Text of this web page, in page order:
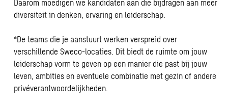
Daarom moedigen we kandidaten aan die bijdragen aan meer
diversiteit in denken, ervaring en leiderschap.
*De teams die je aanstuurt werken verspreid over
verschillende Sweco-locaties. Dit biedt de ruimte om jouw
leiderschap vorm te geven op een manier die past bij jouw
leven, ambities en eventuele combinatie met gezin of andere
privéverantwoordelijkheden.